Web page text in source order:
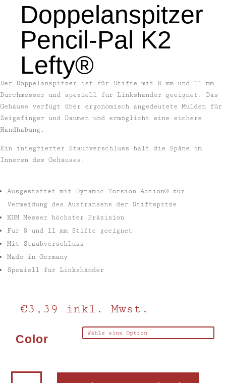
Doppelanspitzer
Pencil-Pal K2
Lefty®
Der Doppelanspitzer ist für Stifte mit 8 mm und 11 mm
Durchmesser und speziell für Linkshänder geeignet. Das
Gehäuse verfügt über ergonomisch angedeutete Mulden für
Zeigefinger und Daumen und ermöglicht eine sichere
Handhabung.
Ein integrierter Staubverschluss hält die Späne im
Inneren des Gehäuses.
Ausgestattet mit Dynamic Torsion Action® zur
Vermeidung des Ausfransens der Stiftspitze
KUM Messer höchster Präzision
Für 8 und 11 mm Stifte geeignet
Mit Staubverschluss
Made in Germany
Speziell für Linkshänder
€3,39 inkl. Mwst.
Color
Doppelanspitzer